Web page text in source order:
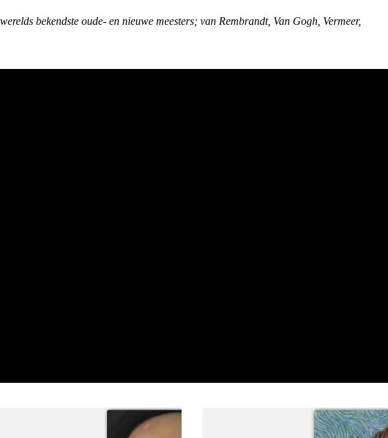
werelds bekendste oude- en nieuwe meesters; van Rembrandt, Van Gogh, Vermeer,